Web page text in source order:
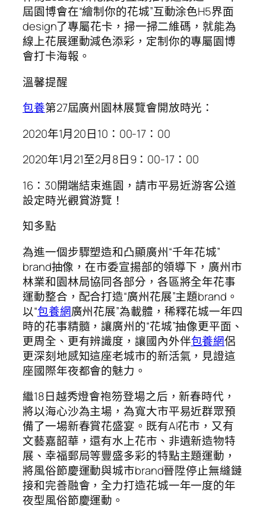
屆園博會在“繪制你的花城”互動涂色H5界面
design了專屬花卡，掃一掃二維碼，就能為
線上花展運動減色添彩，定制你的專屬園博
會打卡海報。
溫馨提醒
包養第27屆廣州園林展覽會開放時光：
2020年1月20日10：00-17：00
2020年1月21至2月8日9：00-17：00
16：30開端結束進園，請市平易近游客公道
設定時光觀賞游覽！
知多點
為進一個步驟塑造和凸顯廣州“千年花城”
brand抽像，在市委宣揚部的領導下，廣州市
林業和園林局協同各部分，各區將全年花事
運動整合，配合打造“廣州花展”主題brand。
以“包養網廣州花展”為載體，稀釋花城一年四
時的花事精髓，讓廣州的“花城”抽像更平面、
更周全、更有辨識度，讓國內外伴包養網侶
更深刻地感知這座老城市的新活氣，見證這
座國際年夜都會的魅力。
繼18日越秀燈會袍笏登場之后，新春時代，
將以海心沙為主場，為寬大市平易近群眾預
備了一場新春賞花盛宴。既有AI花市，又有
文藝嘉韶華，還有水上花市、非遺新造物特
展、幸福郵局等豐盛多彩的特點主題運動，
將風俗節慶運動與城市brand晉陞停止無縫鏈
接和完善融會，全力打造花城一年一度的年
夜型風俗節慶運動。